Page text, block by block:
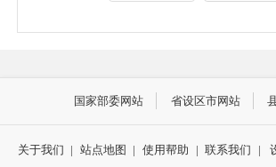
国家部委网站 省设区市网站
关于我们 | 站点地图 | 使用帮助 | 联系我们 |